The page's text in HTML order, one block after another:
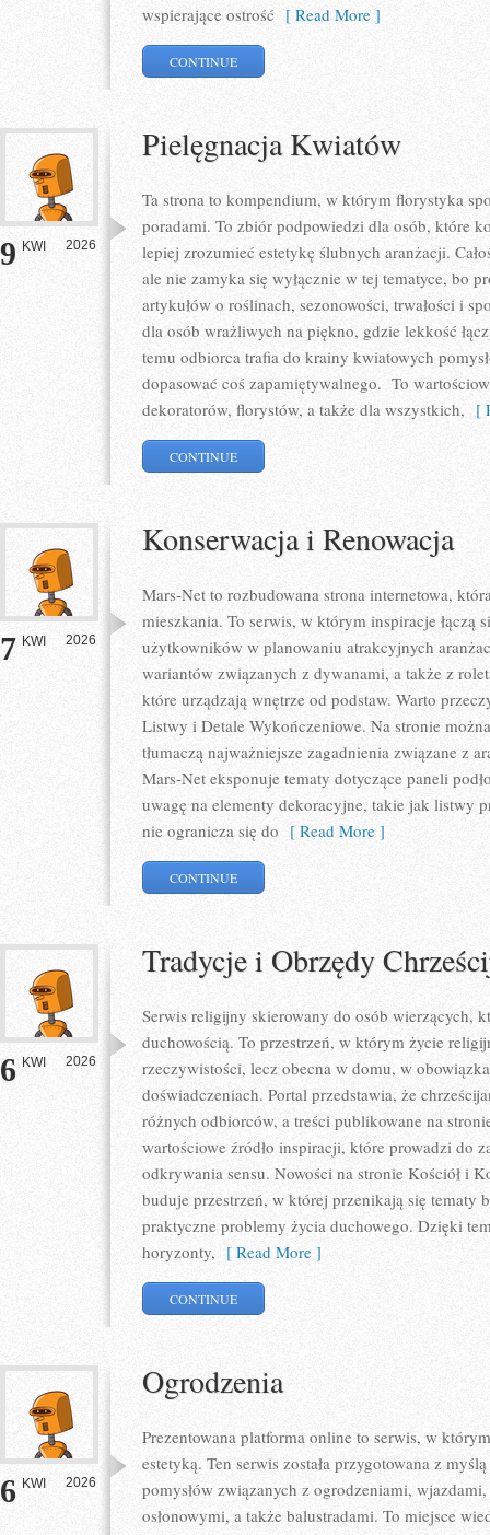
wspierające ostrość [ Read More ]
CONTINUE
9 KWI 2026
Pielęgnacja Kwiatów
Ta strona to kompendium, w którym florystyka
poradami. To zbiór podpowiedzi dla osób, które
lepiej zrozumieć estetykę ślubnych aranżacji.
ale nie zamyka się wyłącznie w tej tematyce, bo
artykułów o roślinach, sezonowości, trwałości i
dla osób wrażliwych na piękno, gdzie lekkość
temu odbiorca trafia do krainy kwiatowych
dopasować coś zapamiętywalnego. To
dekoratorów, florystów, a także dla wszystkich, [
CONTINUE
7 KWI 2026
Konserwacja i Renowacja
Mars-Net to rozbudowana strona internetowa,
mieszkania. To serwis, w którym inspiracje łączą
użytkowników w planowaniu atrakcyjnych
wariantów związanych z dywanami, a także z
które urządzają wnętrze od podstaw. Warto
Listwy i Detale Wykończeniowe. Na stronie
tłumaczą najważniejsze zagadnienia związane z
Mars-Net eksponuje tematy dotyczące paneli
uwagę na elementy dekoracyjne, takie jak listwy
nie ogranicza się do [ Read More ]
CONTINUE
6 KWI 2026
Tradycje i Obrzędy
Serwis religijny skierowany do osób wierzących,
duchowością. To przestrzeń, w którym życie
rzeczywistości, lecz obecna w domu, w
doświadczeniach. Portal przedstawia, że
różnych odbiorców, a treści publikowane na
wartościowe źródło inspiracji, które prowadzi do
odkrywania sensu. Nowości na stronie Kościół i
buduje przestrzeń, w której przenikają się tematy
praktyczne problemy życia duchowego. Dzięki
horyzonty, [ Read More ]
CONTINUE
6 KWI 2026
Ogrodzenia
Prezentowana platforma online to serwis, w
estetyką. Ten serwis została przygotowana z
pomysłów związanych z ogrodzeniami,
osłonowymi, a także balustradami. To miejsce